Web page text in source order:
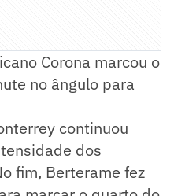
Corona marcou o
no ângulo para
continuou
dos
fim, Berterame fez